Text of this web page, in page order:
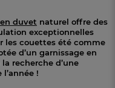
duvet naturel offre des
exceptionnelles
les couettes été comme
d’un garnissage en
recherche d’une
!